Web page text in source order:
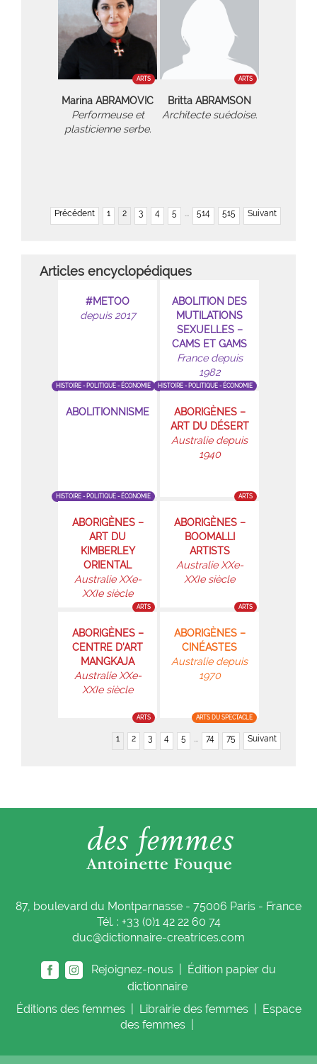
ARTS
Marina ABRAMOVIC
Performeuse et
plasticienne serbe.
ARTS
Britta ABRAMSON
Architecte suédoise.
Précédent 1 2 3 4 5 ... 514 515 Suivant
Articles encyclopédiques
#METOO
depuis 2017
HISTOIRE - POLITIQUE - ÉCONOMIE
ABOLITION DES
MUTILATIONS
SEXUELLES –
CAMS ET GAMS
France depuis
1982
HISTOIRE - POLITIQUE - ÉCONOMIE
ABOLITIONNISME
HISTOIRE - POLITIQUE - ÉCONOMIE
ABORIGÈNES –
ART DU DÉSERT
Australie depuis
1940
ARTS
ABORIGÈNES –
ART DU
KIMBERLEY
ORIENTAL
Australie XXe-
XXIe siècle
ARTS
ABORIGÈNES –
BOOMALLI
ARTISTS
Australie XXe-
XXIe siècle
ARTS
ABORIGÈNES –
CENTRE D’ART
MANGKAJA
Australie XXe-
XXIe siècle
ARTS
ABORIGÈNES –
CINÉASTES
Australie depuis
1970
ARTS DU SPECTACLE
1 2 3 4 5 ... 74 75 Suivant
87, boulevard du Montparnasse - 75006 Paris - France
Tél. : +33 (0)1 42 22 60 74
duc@dictionnaire-creatrices.com
Rejoignez-nous |
Édition papier du
dictionnaire
Éditions des femmes Librairie des femmes
Espace
des femmes